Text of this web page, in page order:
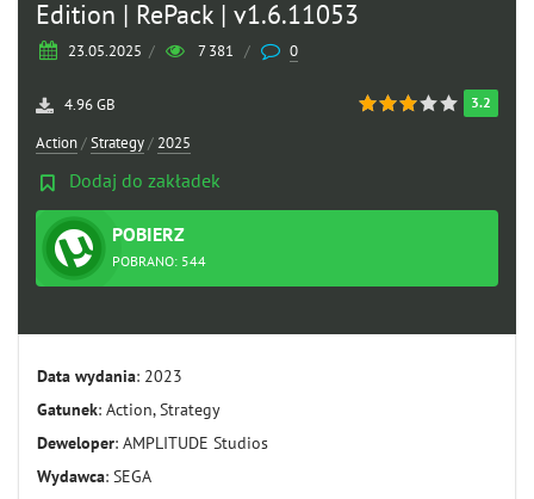
Edition | RePack | v1.6.11053
23.05.2025 / 7 381 / 0
3.2
4.96 GB
Action/Strategy/ 2025
Dodaj do zakładek
POBIERZ
TORRENTPOBRANO: 544
Data wydania: 2023
Gatunek: Action, Strategy
Deweloper: AMPLITUDE Studios
Wydawca: SEGA